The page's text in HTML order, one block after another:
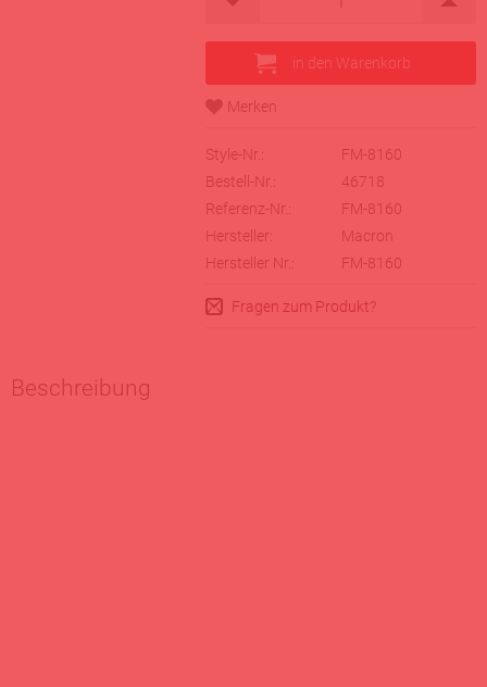
Style-Nr.:
FM-8160
Bestell-Nr.:
46718
Referenz-Nr.:
FM-8160
Hersteller:
Macron
Hersteller Nr.:
FM-8160
Fragen zum Produkt?
Beschreibung